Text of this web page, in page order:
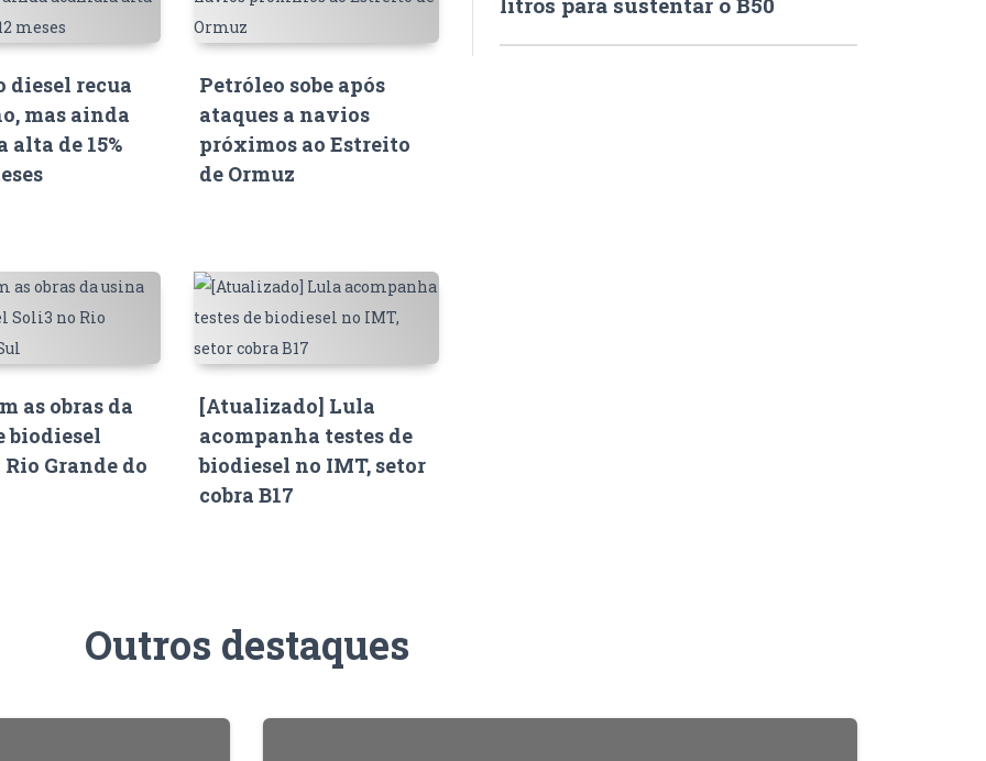
diesel recua
mas ainda
alta de 15%
Petróleo sobe após
ataques a navios
próximos ao Estreito
de Ormuz
as obras da
biodiesel
Grande do
[Atualizado] Lula
acompanha testes de
biodiesel no IMT, setor
cobra B17
Outros destaques